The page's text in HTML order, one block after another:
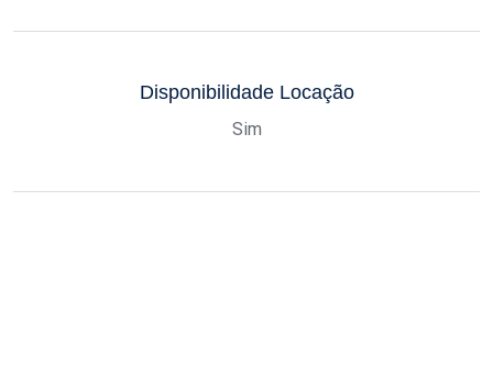
Disponibilidade Locação
Sim